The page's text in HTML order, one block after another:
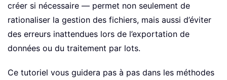
créer si nécessaire — permet non seulement de
rationaliser la gestion des fichiers, mais aussi d’éviter
des erreurs inattendues lors de l’exportation de
données ou du traitement par lots.
Ce tutoriel vous guidera pas à pas dans les méthodes